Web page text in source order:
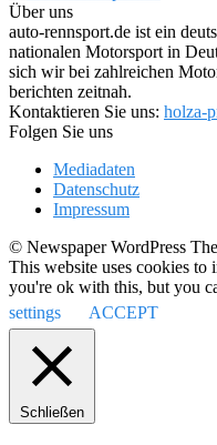
Über uns
auto-rennsport.de ist ein
nationalen Motorsport in
sich wir bei zahlreichen
berichten zeitnah.
Kontaktieren Sie uns: holza-
Folgen Sie uns
Mediadaten
Datenschutz
Impressum
© Newspaper WordPress
This website uses cookies to
you're ok with this, but you
settings
ACCEPT
Schließen